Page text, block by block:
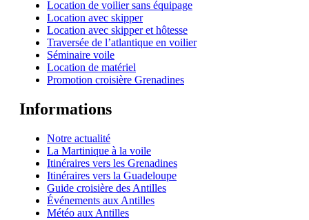
Location de voilier sans équipage
Location avec skipper
Location avec skipper et hôtesse
Traversée de l’atlantique en voilier
Séminaire voile
Location de matériel
Promotion croisière Grenadines
Informations
Notre actualité
La Martinique à la voile
Itinéraires vers les Grenadines
Itinéraires vers la Guadeloupe
Guide croisière des Antilles
Événements aux Antilles
Météo aux Antilles